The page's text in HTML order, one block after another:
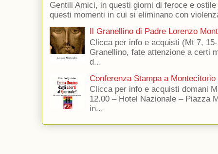
Gentili Amici, in questi giorni di feroce e
questi momenti in cui si eliminano con
Il Granellino di Padre Lorenzo
Clicca per info e acquisti (Mt 7,
Granellino, fate attenzione a certi
d...
Conferenza Stampa a Montecitorio
Clicca per info e acquisti domani
12.00 – Hotel Nazionale – Piazza
in...